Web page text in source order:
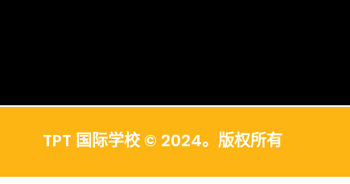
TPT 国际学校 © 2024。版权所有